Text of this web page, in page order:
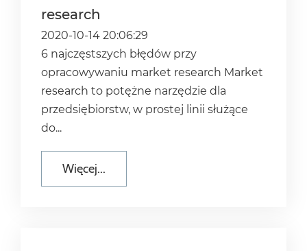
research
2020-10-14 20:06:29
6 najczęstszych błędów przy
opracowywaniu market research Market
research to potężne narzędzie dla
przedsiębiorstw, w prostej linii służące
do...
Więcej...